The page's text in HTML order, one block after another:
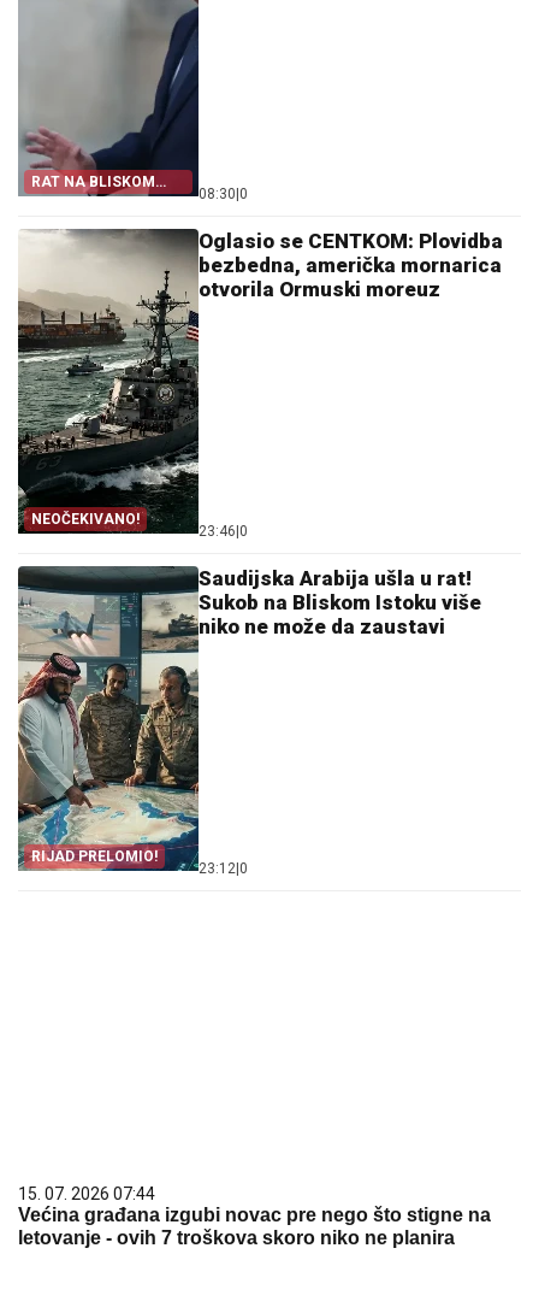
RAT NA BLISKOM
ISTOKU
08:30 0
NEOČEKIVANO!
Oglasio se CENTKOM: Plovidba
bezbedna, američka mornarica
otvorila Ormuski moreuz
23:46 0
RIJAD PRELOMIO!
Saudijska Arabija ušla u rat!
Sukob na Bliskom Istoku više
niko ne može da zaustavi
23:12 0
15. 07. 2026 07:44
Većina građana izgubi novac pre nego što stigne na
letovanje - ovih 7 troškova skoro niko ne planira